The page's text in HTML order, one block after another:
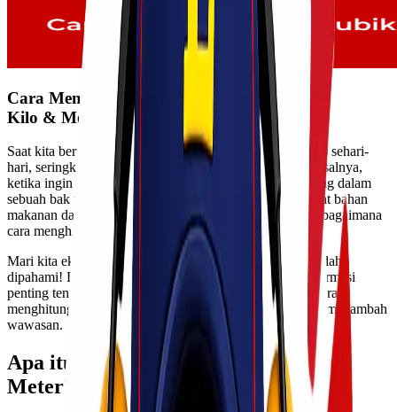
Cara Menghitung 1 Kubik Berapa Liter
Kilo & Meter
Saat kita berurusan dengan berbagai proyek atau aktivitas sehari-
hari, seringkali kita perlu melakukan konversi satuan. Misalnya,
ketika ingin tahu seberapa banyak air yang bisa ditampung dalam
sebuah bak mandi berbentuk kubik atau menghitung berat bahan
makanan dalam kilo. Namun, tidak semua orang paham bagaimana
cara menghitung 1 kubik berapa liter, kilo, dan meter.
Mari kita eksplorasi dunia konversi satuan agar lebih mudah
dipahami! Dalam artikel ini, kamu akan menemukan informasi
penting tentang satuan kubik, liter, kilo dan meter serta cara
menghitungnya dengan cepat dan efektif. Yuk kita bahas menambah
wawasan.
Apa itu Satuan Kubik, Liter, Kilo dan
Meter?